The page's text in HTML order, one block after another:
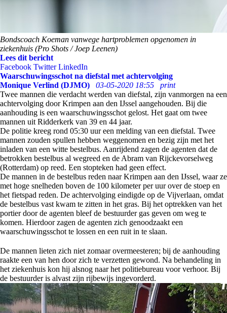
Bondscoach Koeman vanwege hartproblemen opgenomen in
ziekenhuis (Pro Shots / Joep Leenen)
Lees dit bericht
Facebook Twitter LinkedIn
Waarschuwingsschot na diefstal met achtervolging
Monique Verlind (DJMO)
03-05-2020 18:55
print
Twee mannen die verdacht werden van diefstal, zijn vanmorgen na een
achtervolging door Krimpen aan den IJssel aangehouden. Bij die
aanhouding is een waarschuwingsschot gelost. Het gaat om twee
mannen uit Ridderkerk van 39 en 44 jaar.
De politie kreeg rond 05:30 uur een melding van een diefstal. Twee
mannen zouden spullen hebben weggenomen en bezig zijn met het
inladen van een witte bestelbus. Aanrijdend zagen de agenten dat de
betrokken bestelbus al wegreed en de Abram van Rijckevorselweg
(Rotterdam) op reed. Een stopteken had geen effect.
De mannen in de bestelbus reden naar Krimpen aan den IJssel, waar ze
met hoge snelheden boven de 100 kilometer per uur over de stoep en
het fietspad reden. De achtervolging eindigde op de Vijverlaan, omdat
de bestelbus vast kwam te zitten in het gras. Bij het optrekken van het
portier door de agenten bleef de bestuurder gas geven om weg te
komen. Hierdoor zagen de agenten zich genoodzaakt een
waarschuwingsschot te lossen en een ruit in te slaan.
De mannen lieten zich niet zomaar overmeesteren; bij de aanhouding
raakte een van hen door zich te verzetten gewond. Na behandeling in
het ziekenhuis kon hij alsnog naar het politiebureau voor verhoor. Bij
de bestuurder is alvast zijn rijbewijs ingevorderd.